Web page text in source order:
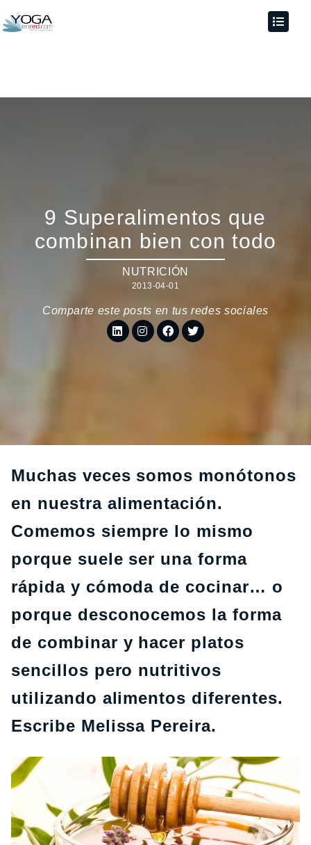
9 Superalimentos que
combinan bien con todo
NUTRICIÓN
2013-04-01
Comparte este posts en tus redes sociales
Muchas veces somos monótonos
en nuestra alimentación.
Comemos siempre lo mismo
porque suele ser una forma
rápida y cómoda de cocinar… o
porque desconocemos la forma
de combinar y hacer platos
sencillos pero nutritivos
utilizando alimentos diferentes.
Escribe Melissa Pereira.